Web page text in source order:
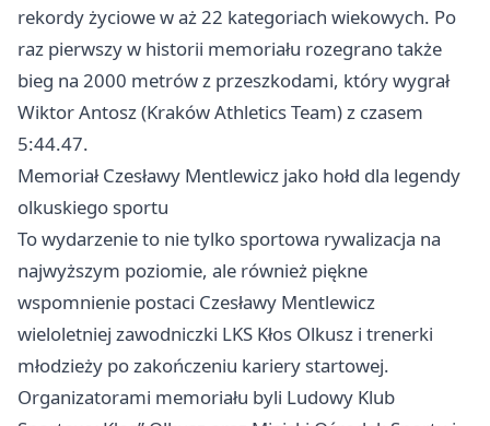
rekordy życiowe w aż 22 kategoriach wiekowych. Po
raz pierwszy w historii memoriału rozegrano także
bieg na 2000 metrów z przeszkodami, który wygrał
Wiktor Antosz (KrakówAthletics Team) z czasem
5:44.47.
Memoriał Czesławy Mentlewicz jako hołd dla legendy
olkuskiego sportu
To wydarzenie to nie tylko sportowa rywalizacja na
najwyższym poziomie, ale również piękne
wspomnienie postaci Czesławy Mentlewicz
wieloletniej zawodniczki LKS Kłos Olkusz i trenerki
młodzieży po zakończeniu kariery startowej.
Organizatorami memoriału byli Ludowy Klub